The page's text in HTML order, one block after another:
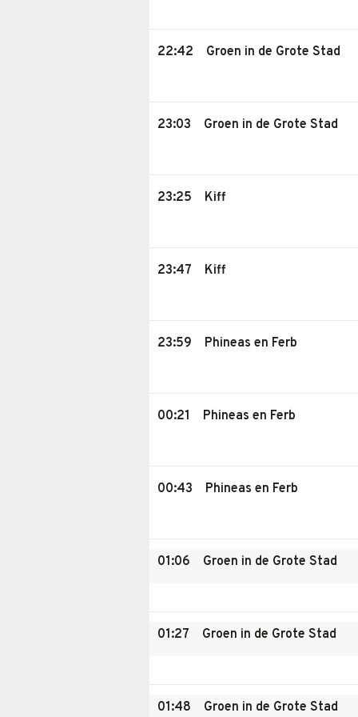
22:42 Groen in de Grote Stad
23:03 Groen in de Grote Stad
23:25 Kiff
23:47 Kiff
23:59 Phineas en Ferb
00:21 Phineas en Ferb
00:43 Phineas en Ferb
01:06 Groen in de Grote Stad
01:27 Groen in de Grote Stad
01:48 Groen in de Grote Stad